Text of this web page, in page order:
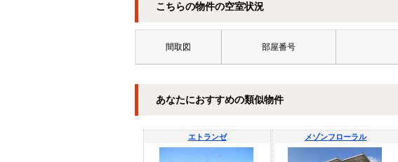
こちらの物件の空室状況
間取図 部屋番号
あなたにおすすめの類似物件
エトランゼ メゾンフローラル